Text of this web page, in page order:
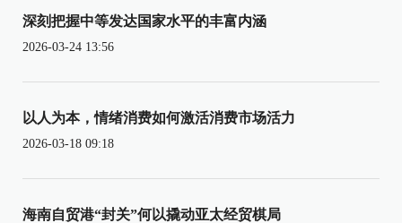
深刻把握中等发达国家水平的丰富内涵
2026-03-24 13:56
以人为本，情绪消费如何激活消费市场活力
2026-03-18 09:18
海南自贸港“封关”何以撬动亚太经贸棋局